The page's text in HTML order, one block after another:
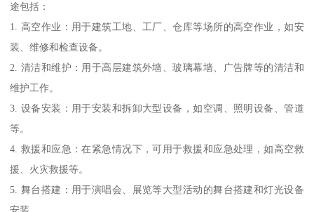
途包括：
1. 高空作业：用于建筑工地、工厂、仓库等场所的高空作业，如安
装、维修和检查设备。
2. 清洁和维护：用于高层建筑外墙、玻璃幕墙、广告牌等的清洁和
维护工作。
3. 设备安装：用于安装和拆卸大型设备，如空调、照明设备、管道
等。
4. 救援和应急：在紧急情况下，可用于救援和应急处理，如高空救
援、火灾救援等。
5. 舞台搭建：用于演唱会、展览等大型活动的舞台搭建和灯光设备